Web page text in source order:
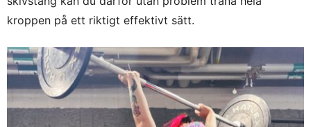
kroppen på ett riktigt effektivt sätt.